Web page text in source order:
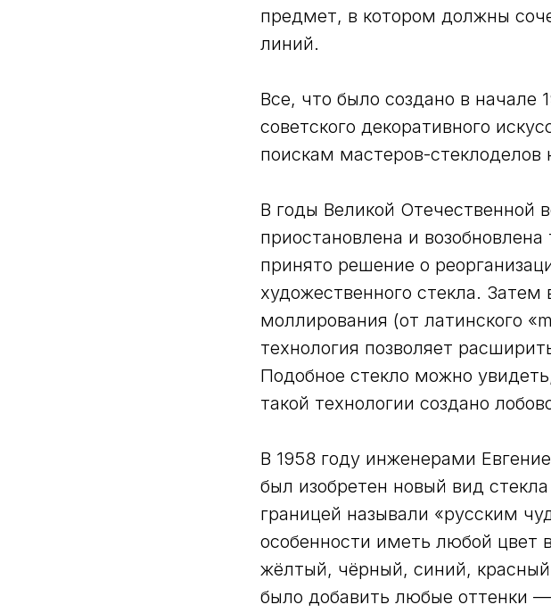
предмет, в котором должны
линий.
Все, что было создано в начале
советского декоративного
поискам мастеров-стеклоделов
В годы Великой Отечественной
приостановлена и
принято решение о
художественного стекла.
моллирования (от латинского
технология позволяет
Подобное стекло можно
такой технологии создано
В 1958 году инженерами
был изобретен новый вид
границей называли «русским
особенности иметь любой цвет
жёлтый, чёрный, синий,
было добавить любые оттенки